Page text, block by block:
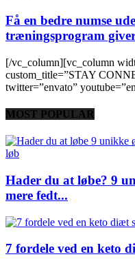
Få en bedre numse
træningsprogram
[/vc_column][vc_column
custom_title=”STAY
twitter=”envato”
MOST POPULAR
Hader du at løbe? 9
mere fedt...
7 fordele ved en keto